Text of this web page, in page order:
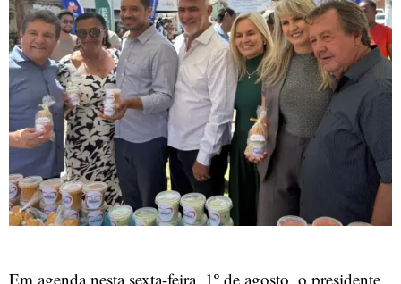
Em agenda nesta sexta-feira, 1º de agosto, o presidente